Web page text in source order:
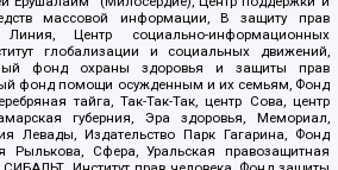
массовой информации, В защиту прав
Центр социально-информационных
глобализации и социальных движений,
фонд охраны здоровья и защиты прав
фонд помощи осужденным и их семьям, Фонд
тайга, Так-Так-Так, центр Сова, центр
губерния, Эра здоровья, Мемориал,
Левады, Издательство Парк Гагарина, Фонд
Рылькова, Сфера, Уральская правозащитная